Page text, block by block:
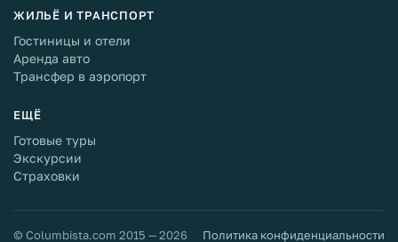
ЖИЛЬЁ И ТРАНСПОРТ
Гостиницы и отели
Аренда авто
Трансфер в аэропорт
ЕЩЁ
Готовые туры
Экскурсии
Страховки
© Columbista.com 2015 — 2026 Политика конфиденциальности